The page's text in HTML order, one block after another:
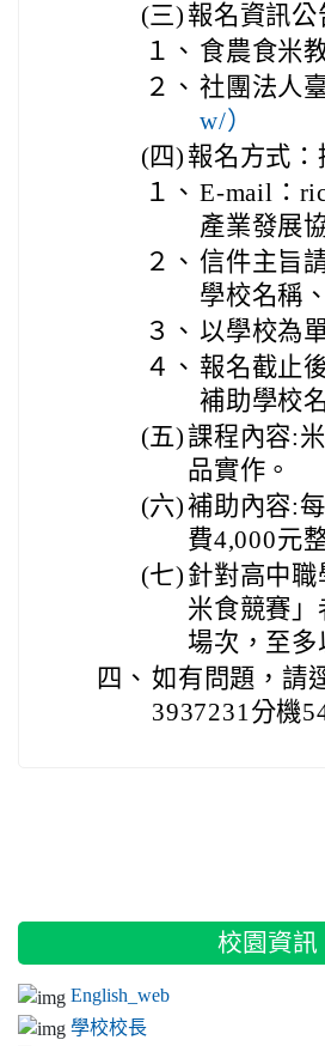
(三) 報名資訊公
１、 食農食米
２、 社團法人
w/）
(四) 報名方式：
１、 E-mail：
產業發展
２、 信件主旨
學校名稱
３、 以學校為
４、 報名截止
補助學校
(五)課程內容:
品實作。
(六)補助內容:
費4,000元
(七) 針對高中
米食競賽
場次，至多
四、 如有問題，請
3937231分機
::: 校園資訊
English_web
學校校長